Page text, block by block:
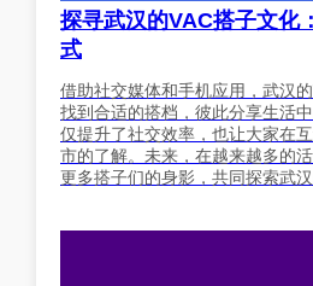
探寻武汉的VAC搭子文化
式
借助社交媒体和手机应用，武汉
找到合适的搭档，彼此分享生活
仅提升了社交效率，也让大家在
市的了解。未来，在越来越多的
更多搭子们的身影，共同探索武汉